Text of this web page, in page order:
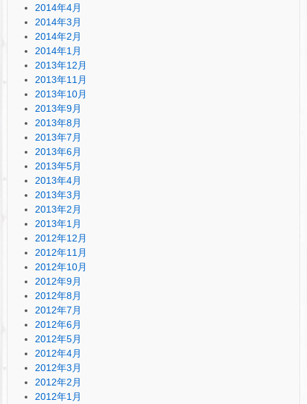
2014年4月
2014年3月
2014年2月
2014年1月
2013年12月
2013年11月
2013年10月
2013年9月
2013年8月
2013年7月
2013年6月
2013年5月
2013年4月
2013年3月
2013年2月
2013年1月
2012年12月
2012年11月
2012年10月
2012年9月
2012年8月
2012年7月
2012年6月
2012年5月
2012年4月
2012年3月
2012年2月
2012年1月